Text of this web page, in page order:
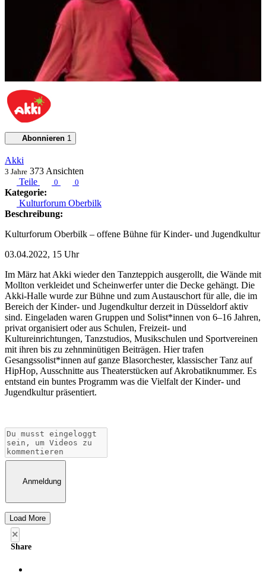
Abonnieren 1
Akki
3 Jahre 373 Ansichten
Teile
0 0
Kategorie:
Kulturforum Oberbilk
Beschreibung:
Kulturforum Oberbilk – offene Bühne für Kinder- und Jugendkultur
03.04.2022, 15 Uhr
Im März hat Akki wieder den Tanzteppich ausgerollt, die Wände mit
Mollton verkleidet und Scheinwerfer unter die Decke gehängt. Die
Akki-Halle wurde zur Bühne und zum Austauschort für alle, die im
Bereich der Kinder- und Jugendkultur derzeit in Düsseldorf aktiv
sind. Eingeladen waren Gruppen und Solist*innen von 6–16 Jahren,
privat organisiert oder aus Schulen, Freizeit- und
Kultureinrichtungen, Tanzstudios, Musikschulen und Sportvereinen
mit ihren bis zu zehnminütigen Beiträgen. Hier trafen
Gesangssolist*innen auf ganze Blasorchester, klassischer Tanz auf
HipHop, Ausschnitte aus Theaterstücken auf Akrobatiknummer. Es
entstand ein buntes Programm was die Vielfalt der Kinder- und
Jugendkultur präsentiert.
Anmeldung
Load More
×
Share